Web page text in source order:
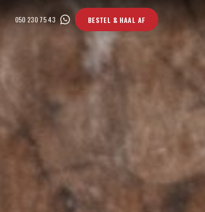
050 230 75 43 BESTEL & HAAL AF